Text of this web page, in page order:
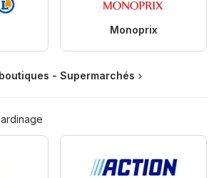
Monoprix
- Supermarchés